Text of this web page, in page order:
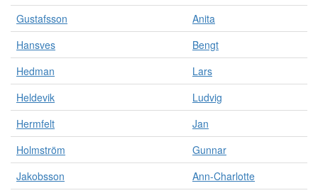
Gustafsson
Anita
Hansves
Bengt
Hedman
Lars
Heldevik
Ludvig
Hermfelt
Jan
Holmström
Gunnar
Jakobsson
Ann-Charlotte